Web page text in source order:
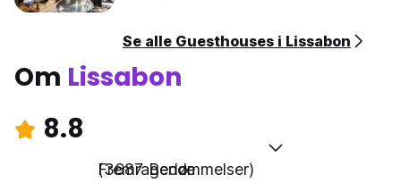
Se alle Guesthouses i Lissabon
Om Lissabon
8.8
Fremragende
(3687 Bedømmelser)